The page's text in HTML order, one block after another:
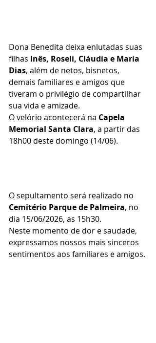
Dona Benedita deixa enlutadas suas
filhas Inês, Roseli, Cláudia e Maria
Dias, além de netos, bisnetos,
demais familiares e amigos que
tiveram o privilégio de compartilhar
sua vida e amizade.
O velório acontecerá na Capela
Memorial Santa Clara, a partir das
18h00 deste domingo (14/06).
O sepultamento será realizado no
Cemitério Parque de Palmeira, no
dia 15/06/2026, as 15h30.
Neste momento de dor e saudade,
expressamos nossos mais sinceros
sentimentos aos familiares e amigos.